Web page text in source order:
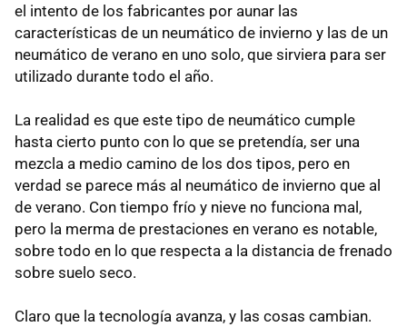
el intento de los fabricantes por aunar las
características de un neumático de invierno y las de un
neumático de verano en uno solo, que sirviera para ser
utilizado durante todo el año.
La realidad es que este tipo de neumático cumple
hasta cierto punto con lo que se pretendía, ser una
mezcla a medio camino de los dos tipos, pero en
verdad se parece más al neumático de invierno que al
de verano. Con tiempo frío y nieve no funciona mal,
pero la merma de prestaciones en verano es notable,
sobre todo en lo que respecta a la distancia de frenado
sobre suelo seco.
Claro que la tecnología avanza, y las cosas cambian.